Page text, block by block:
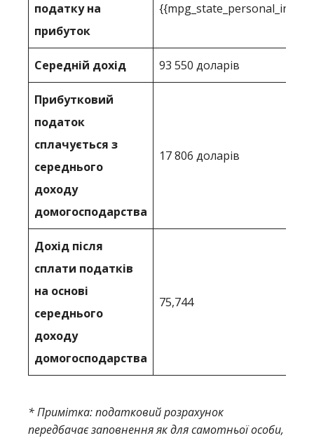
податку на
прибуток
Середній дохід 93 550 доларів
Прибутковий
податок
сплачується з
середнього
доходу
домогосподарства
17 806 доларів
Дохід після
сплати податків
на основі
середнього
доходу
домогосподарства
75,744
* Примітка: податковий розрахунок
передбачає заповнення як для самотньої особи,